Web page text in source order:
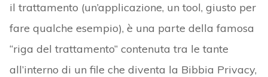
il trattamento (un’applicazione, un tool, giusto per
fare qualche esempio), è una parte della famosa
“riga del trattamento” contenuta tra le tante
all’interno di un file che diventa la Bibbia Privacy,